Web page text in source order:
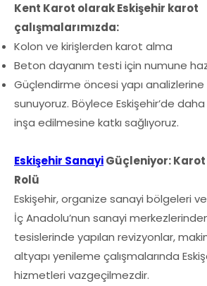
Kent Karot olarak Eskişehir karot
çalışmalarımızda:
Kolon ve kirişlerden karot alma
Beton dayanım testi için numune
Güçlendirme öncesi yapı
sunuyoruz. Böylece Eskişehir’de
inşa edilmesine katkı sağlıyoruz.
Eskişehir SanayiGüçleniyor:
Rolü
Eskişehir, organize sanayi bölgeleri
İç Anadolu’nun sanayi
tesislerinde yapılan revizyonlar,
altyapı yenileme çalışmalarında
hizmetleri vazgeçilmezdir.